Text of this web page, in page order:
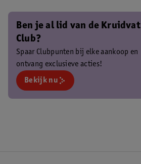
Ben je al lid van de Kruidvat
Club?
Spaar Clubpunten bij elke aankoop en
ontvang exclusieve acties!
Bekijk nu